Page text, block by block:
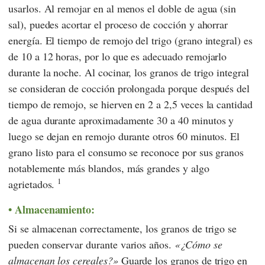
usarlos. Al remojar en al menos el doble de agua (sin
sal), puedes acortar el proceso de cocción y ahorrar
energía. El tiempo de remojo del trigo (grano integral) es
de 10 a 12 horas, por lo que es adecuado remojarlo
durante la noche. Al cocinar, los granos de trigo integral
se consideran de cocción prolongada porque después del
tiempo de remojo, se hierven en 2 a 2,5 veces la cantidad
de agua durante aproximadamente 30 a 40 minutos y
luego se dejan en remojo durante otros 60 minutos. El
grano listo para el consumo se reconoce por sus granos
notablemente más blandos, más grandes y algo
agrietados. 1
Almacenamiento:
Si se almacenan correctamente, los granos de trigo se
pueden conservar durante varios años.
¿Cómo se
almacenan los cereales? Guarde los granos de trigo en